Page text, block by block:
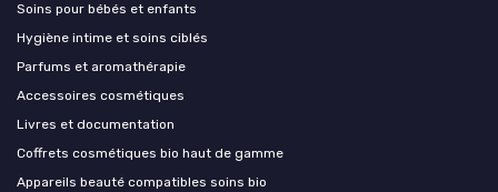
Soins pour bébés et enfants
Hygiène intime et soins ciblés
Parfums et aromathérapie
Accessoires cosmétiques
Livres et documentation
Coffrets cosmétiques bio haut de gamme
Appareils beauté compatibles soins bio